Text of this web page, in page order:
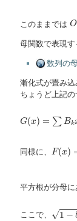
このままでは O
O
母関数で表現す
数列の
漸化式が畳み
ちょうど上記
G(x) = ∑ Bk
G(x )= Bkxk
同様に、 F(x)
F(x =
平方根が分母
ここで、 √1 −
−8x